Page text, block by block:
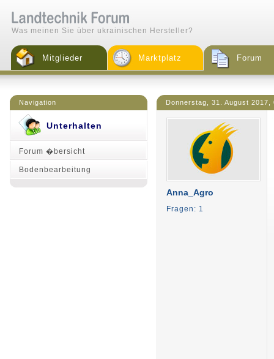
Was meinen Sie über ukrainischen Hersteller?
Mitglieder Marktplatz Forum
Navigation
Unterhalten
Forum �bersicht
Bodenbearbeitung
Donnerstag, 31. August 2017,
Anna_Agro
Fragen: 1